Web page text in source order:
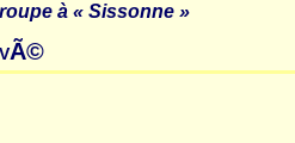
à « Sissonne »